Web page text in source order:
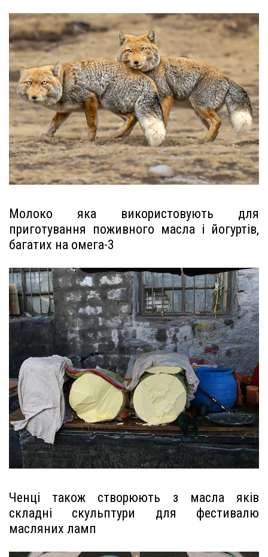
Молоко яка використовують для
приготування поживного масла і йогуртів,
багатих на омега-3
Ченці також створюють з масла яків
складні скульптури для фестивалю
масляних ламп